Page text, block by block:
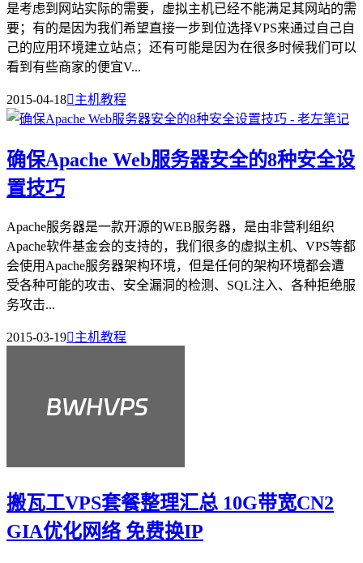
是考虑到网站实际的需要，虚拟主机已经不能满足其网站的需
要；有的是因为我们希望直接一步到位选择VPS来通过自己自
己的应用环境建立站点；还有可能是因为在很多时候我们可以
看到有些商家的便宜V...
2015-04-18主机教程
确保Apache Web服务器安全的8种安全设
置技巧
Apache服务器是一款开源的WEB服务器，是由非营利组织
Apache软件基金会的支持的，我们很多的虚拟主机、VPS等都
会使用Apache服务器架构环境，但是任何的架构环境都会遭
受各种可能的攻击、安全漏洞的检测、SQL注入、各种拒绝服
务攻击...
2015-03-19主机教程
搬瓦工VPS套餐整理汇总 10G带宽CN2
GIA优化网络 免费换IP